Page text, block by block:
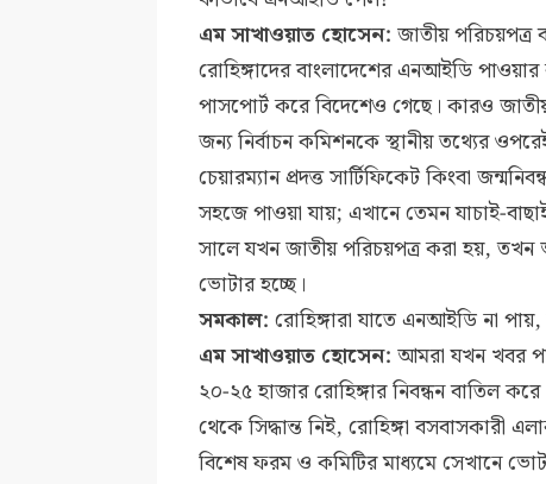
এম সাখাওয়াত হোসেন: জাতীয়
রোহিঙ্গাদের বাংলাদেশের এনআইডি
পাসপোর্ট করে বিদেশেও গেছে। কারও
জন্য নির্বাচন কমিশনকে স্থানীয় তথ্যের
চেয়ারম্যান প্রদত্ত সার্টিফিকেট কিংবা
সহজে পাওয়া যায়; এখানে তেমন যাচাই-
সালে যখন জাতীয় পরিচয়পত্র করা হয়, তখন
ভোটার হচ্ছে।
সমকাল: রোহিঙ্গারা যাতে এনআইডি না
এম সাখাওয়াত হোসেন: আমরা যখন খবর
২০-২৫ হাজার রোহিঙ্গার নিবন্ধন বাতিল
থেকে সিদ্ধান্ত নিই, রোহিঙ্গা বসবাসকারী
বিশেষ ফরম ও কমিটির মাধ্যমে সেখানে